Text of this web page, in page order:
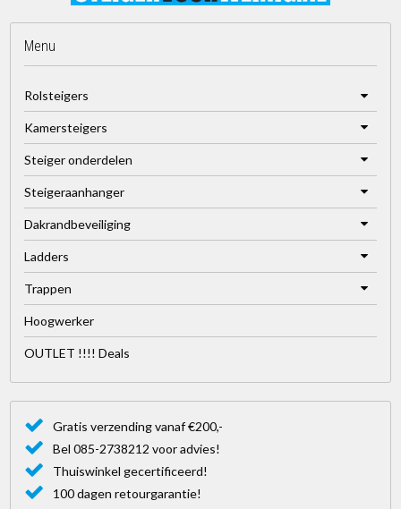
Menu
Rolsteigers
Kamersteigers
Steiger onderdelen
Steigeraanhanger
Dakrandbeveiliging
Ladders
Trappen
Hoogwerker
OUTLET !!!! Deals
Gratis verzending vanaf €200,-
Bel 085-2738212 voor advies!
Thuiswinkel gecertificeerd!
100 dagen retourgarantie!